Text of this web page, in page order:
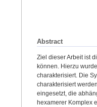
Abstract
Ziel dieser Arbeit ist
können. Hierzu
charakterisiert. Die
charakterisiert
eingesetzt, die
hexamerer Komplex